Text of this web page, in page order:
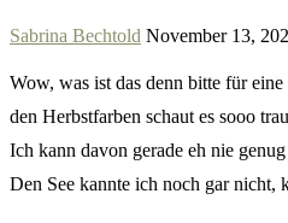
Sabrina Bechtold November 13,
Wow, was ist das denn bitte für
den Herbstfarben schaut es sooo
Ich kann davon gerade eh nie
Den See kannte ich noch gar nicht,